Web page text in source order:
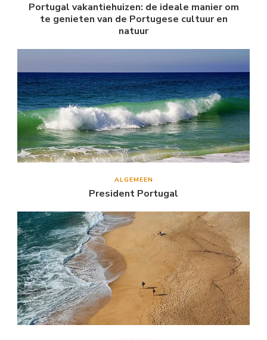
Portugal vakantiehuizen: de ideale manier om
te genieten van de Portugese cultuur en
natuur
ALGEMEEN
President Portugal